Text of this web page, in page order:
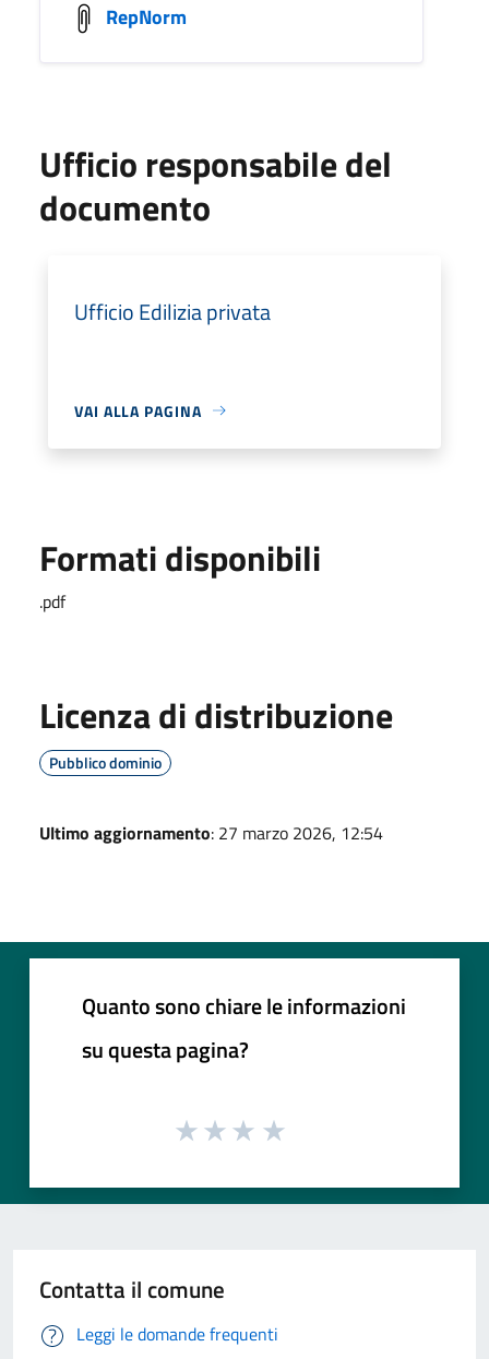
RepNorm
Ufficio responsabile del
documento
Ufficio Edilizia privata
VAI ALLA PAGINA
Formati disponibili
.pdf
Licenza di distribuzione
Pubblico dominio
Ultimo aggiornamento: 27 marzo 2026, 12:54
Quanto sono chiare le informazioni
su questa pagina?
Contatta il comune
Leggi le domande frequenti